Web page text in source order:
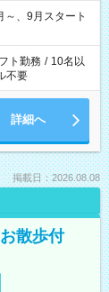
望
もう1つのお仕事
募できません。
、9月スタート
ト勤務 / 10名以
不要
詳細へ
掲載日：2026.08.08
散歩付